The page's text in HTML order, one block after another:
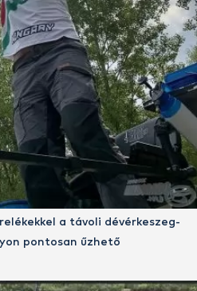
a távoli dévérkeszeg-
pontosan űzhető